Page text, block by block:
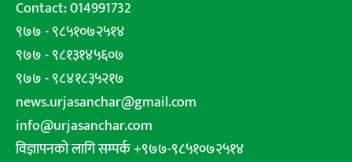
Contact: 014991732
९७७ - ९८५१०७२५१४
९७७ - ९८१३१४५६०७
९७७ - ९८४१८३५२१७
news.urjasanchar@gmail.com
info@urjasanchar.com
विज्ञापनको लागि सम्पर्क +९७७-९८५१०७२५१४